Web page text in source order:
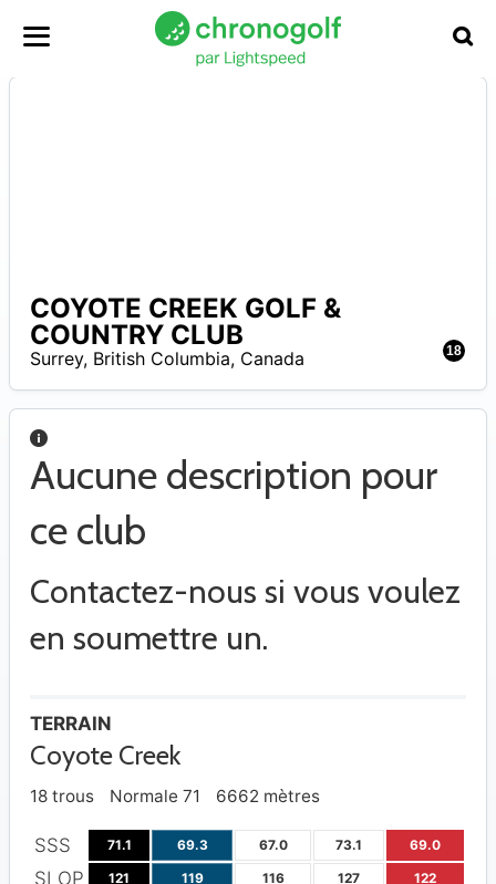
18
COYOTE CREEK GOLF &
COUNTRY CLUB
Surrey, British Columbia, Canada
Aucune description pour
ce club
Contactez-nous si vous voulez
en soumettre un.
TERRAIN
Coyote Creek
18 trous Normale 71 6662 mètres
SSS 71.1 69.3 67.0 73.1 69.0
SLOP 121 119 116 127 122